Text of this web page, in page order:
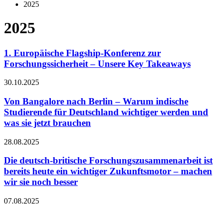
2025
2025
1. Europäische Flagship-Konferenz zur
Forschungssicherheit – Unsere Key Takeaways
30.10.2025
Von Bangalore nach Berlin – Warum indische
Studierende für Deutschland wichtiger werden und
was sie jetzt brauchen
28.08.2025
Die deutsch-britische Forschungszusammenarbeit ist
bereits heute ein wichtiger Zukunftsmotor – machen
wir sie noch besser
07.08.2025